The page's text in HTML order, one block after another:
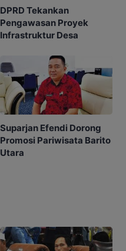
DPRD Tekankan
Pengawasan Proyek
Infrastruktur Desa
Suparjan Efendi Dorong
Promosi Pariwisata Barito
Utara